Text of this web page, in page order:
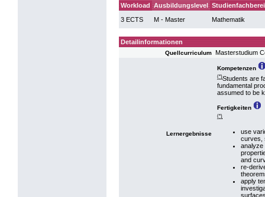
Workload Ausbildungslevel
3 ECTS
M - Master Mathematik
Detailinformationen
Quellcurriculum Masterstudium
Lernergebnisse
Kompetenzen
(*)Students are
fundamental
assumed to be
Fertigkeiten
(*)
use
curves,
analyze
and
re-
apply